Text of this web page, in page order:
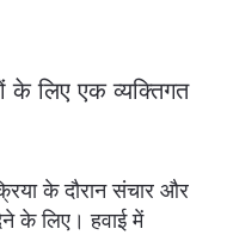
के लिए एक व्यक्तिगत
के दौरान संचार और
के लिए। हवाई में